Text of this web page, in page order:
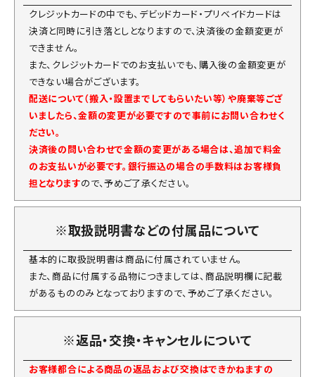
クレジットカードの中でも、デビッドカード・プリベイドカードは
決済と同時に引き落としとなりますので、決済後の金額変更が
できません。
また、クレジットカードでのお支払いでも、購入後の金額変更が
できない場合がございます。
配送について（搬入・設置までしてもらいたい等）や廃棄等ござ
いましたら、金額の変更が必要ですので事前にお問い合わせく
ださい。
決済後の問い合わせで金額の変更がある場合は、追加で料金
のお支払いが必要です。銀行振込の場合の手数料はお客様負
担となりますので、予めご了承ください。
※取扱説明書などの付属品について
基本的に取扱説明書は商品に付属されていません。
また、商品に付属する品物につきましては、商品説明欄に記載
があるもののみとなっておりますので、予めご了承ください。
※返品・交換・キャンセルについて
お客様都合による商品の返品および交換はできかねますの